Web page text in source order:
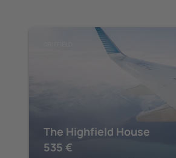
The Highfield House
535 €